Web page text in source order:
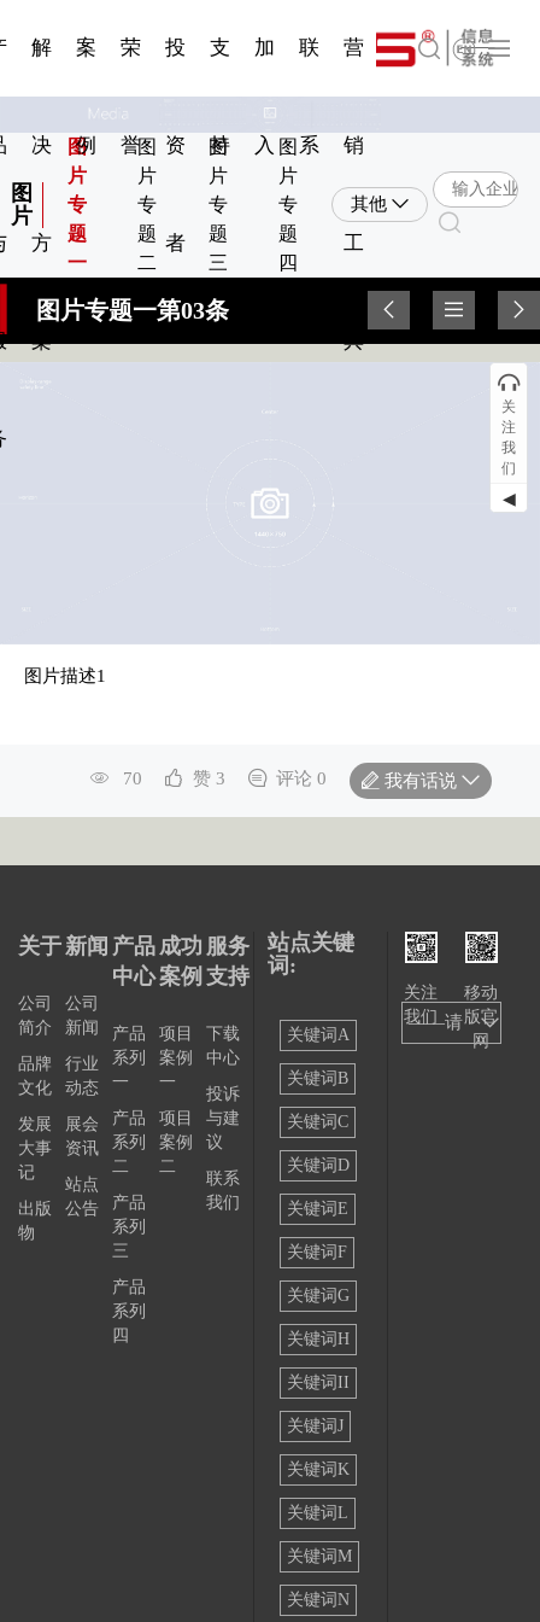
解
决
方
案
案
例
荣
誉
投
资
者
支
持
加
入
联
系
营
销
工
具
English
图
片
图
片
专
题
一
图
片
专
题
二
图
片
专
题
三
图
片
专
题
四
其他
图片专题一第03条
图片描述1
70 赞 3 评论 0 我有话说
关于
公司
简介
品牌
文化
发展
大事
记
出版
物
新闻
公司
新闻
行业
动态
展会
资讯
站点
公告
产品
中心
产品
系列
一
产品
系列
二
产品
系列
三
产品
系列
四
成功
案例
项目
案例
一
项目
案例
二
服务
支持
下载
中心
投诉
与建
议
联系
我们
站点关键
词:
关键词A
关键词B
关键词C
关键词D
关键词E
关键词F
关键词G
关键词H
关键词II
关键词J
关键词K
关键词L
关键词M
关键词N
关注
我们
移动
版官
网
——请
关
注
我
们
◀